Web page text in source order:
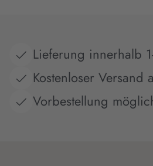
Lieferung innerhalb
Kostenloser Versand
Vorbestellung